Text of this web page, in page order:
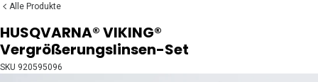
Alle Produkte
HUSQVARNA® VIKING®
Vergrößerungslinsen-Set
SKU 920595096